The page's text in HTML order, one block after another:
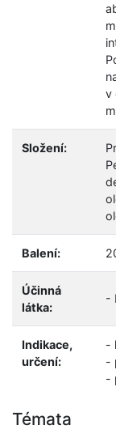
v
Složení:
Balení:
Účinná
látka:
-
Indikace,
určení:
-
-
-
Témata